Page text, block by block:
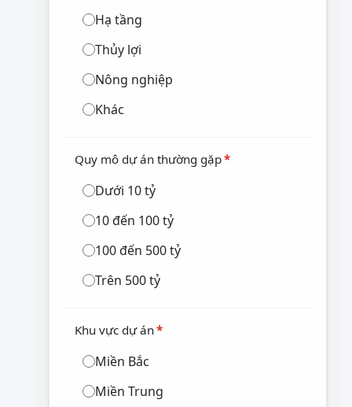
Hạ tầng
Thủy lợi
Nông nghiệp
Khác
Quy mô dự án thường gặp*
Dưới 10 tỷ
10 đến 100 tỷ
100 đến 500 tỷ
Trên 500 tỷ
Khu vực dự án*
Miền Bắc
Miền Trung